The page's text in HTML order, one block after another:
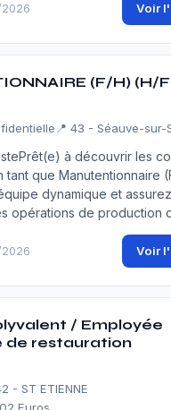
Voir
(F/H) (H/
📍 43 - Séauve-sur-
à découvrir les
tant que Manutentionnaire
dynamique et
opérations de production
Voir
/ Employée
de restauration
- ST ETIENNE